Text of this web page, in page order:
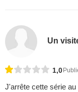
Un
1,0
J'arrête cette série